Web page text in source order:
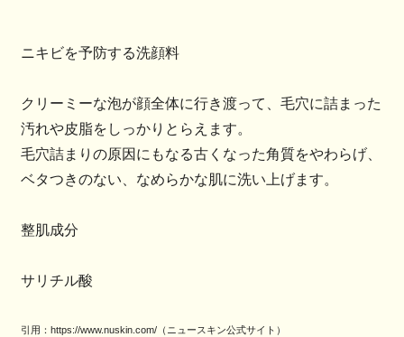
ニキビを予防する洗顔料
クリーミーな泡が顔全体に行き渡って、毛穴に詰まった
汚れや皮脂をしっかりとらえます。
毛穴詰まりの原因にもなる古くなった角質をやわらげ、
ベタつきのない、なめらかな肌に洗い上げます。
整肌成分
サリチル酸
引用：https://www.nuskin.com/（ニュースキン公式サイト）